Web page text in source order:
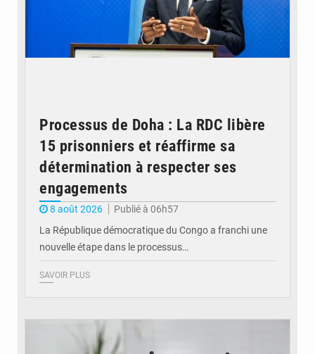
Processus de Doha : La RDC libère
15 prisonniers et réaffirme sa
détermination à respecter ses
engagements
8 août 2026
Publié à 06h57
La République démocratique du Congo a franchi une
nouvelle étape dans le processus…
SAVOIR PLUS